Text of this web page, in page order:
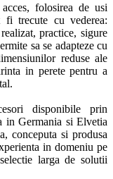
folosirea de usi
fi trecute cu vederea:
practice, sigure
sa se adapteze cu
reduse ale
in perete pentru a
disponibile prin
in Germania si Elvetia
conceputa si produsa
in domeniu pe
larga de solutii